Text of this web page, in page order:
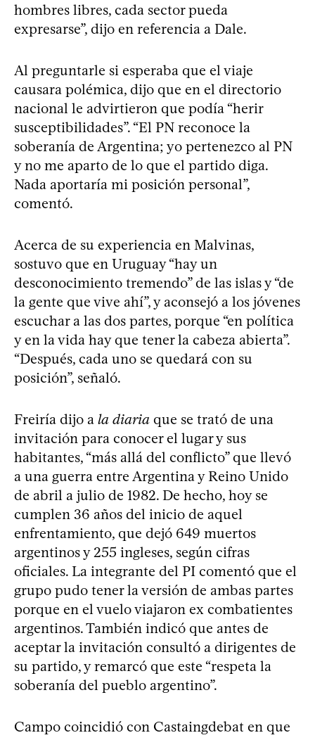
hombres libres, cada sector pueda
expresarse”, dijo en referencia a Dale.
Al preguntarle si esperaba que el viaje
causara polémica, dijo que en el directorio
nacional le advirtieron que podía “herir
susceptibilidades”. “El PN reconoce la
soberanía de Argentina; yo pertenezco al PN
y no me aparto de lo que el partido diga.
Nada aportaría mi posición personal”,
comentó.
Acerca de su experiencia en Malvinas,
sostuvo que en Uruguay “hay un
desconocimiento tremendo” de las islas y “de
la gente que vive ahí”, y aconsejó a los jóvenes
escuchar a las dos partes, porque “en política
y en la vida hay que tener la cabeza abierta”.
“Después, cada uno se quedará con su
posición”, señaló.
Freiría dijo a la diaria que se trató de una
invitación para conocer el lugar y sus
habitantes, “más allá del conflicto” que llevó
a una guerra entre Argentina y Reino Unido
de abril a julio de 1982. De hecho, hoy se
cumplen 36 años del inicio de aquel
enfrentamiento, que dejó 649 muertos
argentinos y 255 ingleses, según cifras
oficiales. La integrante del PI comentó que el
grupo pudo tener la versión de ambas partes
porque en el vuelo viajaron ex combatientes
argentinos. También indicó que antes de
aceptar la invitación consultó a dirigentes de
su partido, y remarcó que este “respeta la
soberanía del pueblo argentino”.
Campo coincidió con Castaingdebat en que